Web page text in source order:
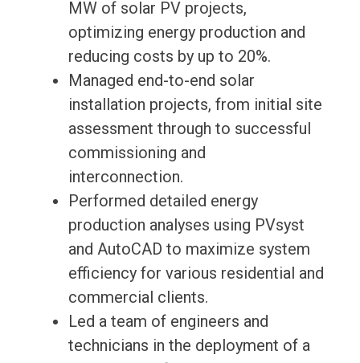
MW of solar PV projects,
optimizing energy production and
reducing costs by up to 20%.
Managed end-to-end solar
installation projects, from initial site
assessment through to successful
commissioning and
interconnection.
Performed detailed energy
production analyses using PVsyst
and AutoCAD to maximize system
efficiency for various residential and
commercial clients.
Led a team of engineers and
technicians in the deployment of a